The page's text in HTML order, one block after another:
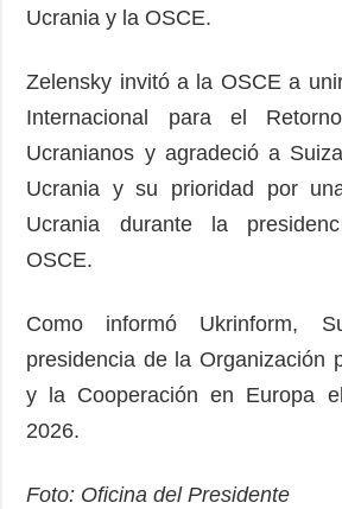
Ucrania y la OSCE.
Zelensky invitó a la OSCE a
Internacional para el
Ucranianos y agradeció a
Ucrania y su prioridad por
Ucrania durante la
OSCE.
Como informó Ukrinform,
presidencia de la Organización
y la Cooperación en Europa
2026.
Foto: Oficina del Presidente